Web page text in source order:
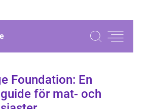
Foundation: En
för mat- och